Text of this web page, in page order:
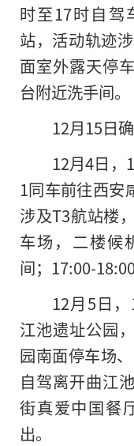
时至17时自驾
站，活动轨迹
面室外露天停
台附近洗手间。
12月15日
12月4日，
1同车前往西安
涉及T3航站楼
车场，二楼候
间；17:00-
12月5日
江池遗址公园
园南面停车场
自驾离开曲江
街真爱中国餐
出。